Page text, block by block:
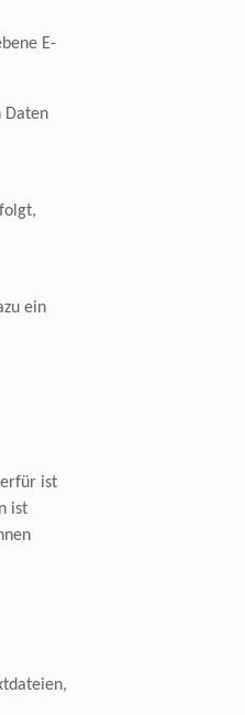
E-
Daten
ein
ist
ist